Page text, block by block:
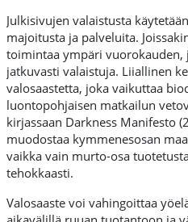
Julkisivujen valaistusta
majoitusta ja palveluita.
toimintaa ympäri vuorokauden,
jatkuvasti valaistuja. Liiallinen
valosaastetta, joka vaikuttaa
luontopohjaisen matkailun
kirjassaan Darkness Manifesto
muodostaa kymmenesosan
vaikka vain murto-osa
tehokkaasti.
Valosaaste voi vahingoittaa